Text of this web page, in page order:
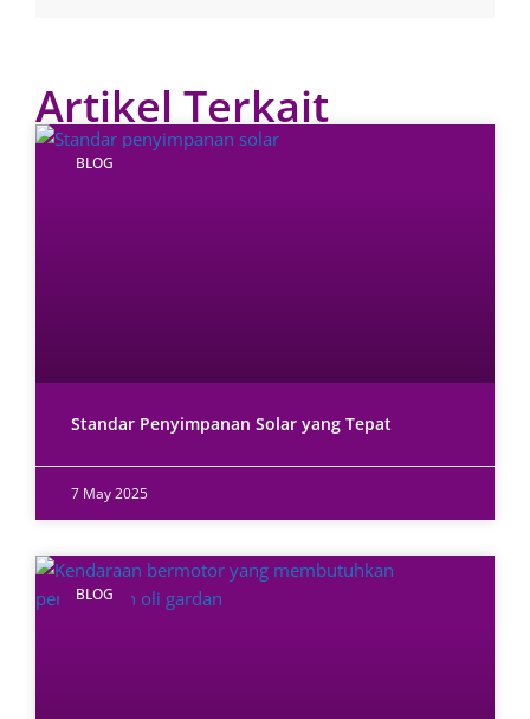
Artikel Terkait
BLOG
Standar Penyimpanan Solar yang Tepat
7 May 2025
BLOG